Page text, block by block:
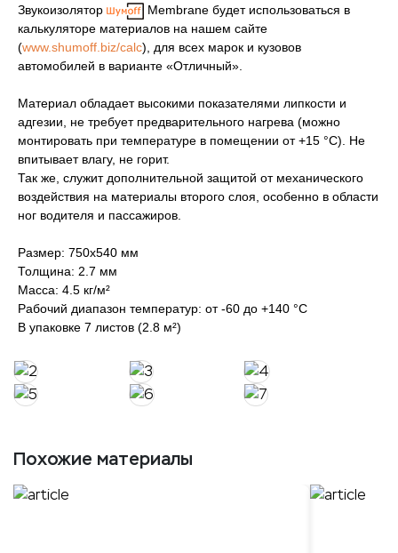
Звукоизолятор
Membrane будет использоваться в
калькуляторе материалов на нашем сайте
(www.shumoff.biz/calc), для всех марок и кузовов
автомобилей в варианте «Отличный».
Материал обладает высокими показателями липкости и
адгезии, не требует предварительного нагрева (можно
монтировать при температуре в помещении от +15 °C). Не
впитывает влагу, не горит.
Так же, служит дополнительной защитой от механического
воздействия на материалы второго слоя, особенно в области
ног водителя и пассажиров.
Размер: 750х540 мм
Толщина: 2.7 мм
Масса: 4.5 кг/м²
Рабочий диапазон температур: от -60 до +140 °C
В упаковке 7 листов (2.8 м²)
Похожие материалы